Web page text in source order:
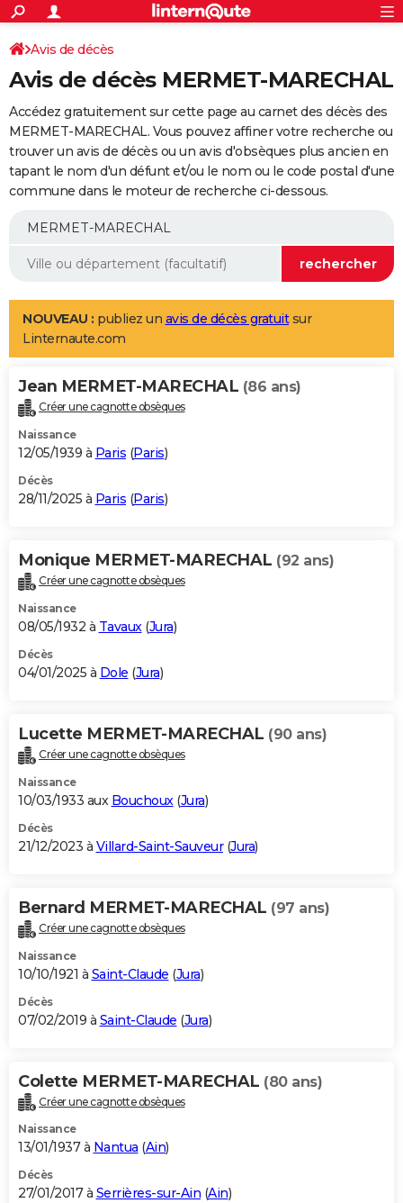
ACTUALITÉS
Politique
Société
Faits Divers
Education
Monde
Villes
+
SPORT
Coupe du monde 2026
Football
Tennis
Cyclisme
Rugby
Forum
Programme TV
TNT
Streaming
Cinéma
Sorties cinéma
Musique
+
FINANCE
Retraite
Epargne
Immobilier
Risques naturels par ville
Assurance
AUTO
Essais
Réserver un essai
Citadines
Berlines
SUV
Forum auto
+
Mobiles
Meilleur smartphone
Internet
Ordinateurs
Jeux vidéo
Guide high-tech
Aménagement intérieur
LIFESTYLE
Art de vivre
Bien-être
Loisirs
Mode
Modes de vie
Alimentation
Guide de la santé
Maladies
Médicaments
Sommeil
VOYAGE
Destinations
City break
Voyage nature
Voyage de noces
Forum
Climat
+PHOTO
GUIDES D'ACHAT
BONS PLANS
Carte de Noël
Carte Bonne année
Carte Saint-Valentin
Carte Pâques
Carte d'anniversaire
DICTIONNAIRE
Dictionnaire
Biographies
Citations
Expressions
Proverbes
PROGRAMME TV
S'inscrire
Se connecter
Lycées
Collèges
Primaires
Universités
Entreprises
Service militaire
Avis de recherche
AVIS DE DÉCÈS
Bricolage
Lifestyle
Culture
Sport
Auto
Television
Voyage
Cinema
Avis de décès
Avis de décès MERMET-MARECHAL
Accédez gratuitement sur cette page au carnet des décès des
MERMET-MARECHAL. Vous pouvez affiner votre recherche ou
trouver un avis de décès ou un avis d'obsèques plus ancien en
tapant le nom d'un défunt et/ou le nom ou le code postal d'une
commune dans le moteur de recherche ci-dessous.
NOUVEAU : publiez un avis de décès gratuitsur
Linternaute.com
Jean MERMET-MARECHAL (86 ans)
Créer une cagnotte obsèques
Naissance
12/05/1939 à Paris (Paris)
Décès
28/11/2025 à Paris (Paris)
Monique MERMET-MARECHAL (92 ans)
Créer une cagnotte obsèques
Naissance
08/05/1932 à Tavaux(Jura)
Décès
04/01/2025 à Dole (Jura)
Lucette MERMET-MARECHAL (90 ans)
Créer une cagnotte obsèques
Naissance
10/03/1933 aux Bouchoux(Jura)
Décès
21/12/2023 à Villard-Saint-Sauveur(Jura)
Bernard MERMET-MARECHAL (97 ans)
Créer une cagnotte obsèques
Naissance
10/10/1921 à Saint-Claude (Jura)
Décès
07/02/2019 à Saint-Claude (Jura)
Colette MERMET-MARECHAL (80 ans)
Créer une cagnotte obsèques
Naissance
13/01/1937 à Nantua (Ain)
Décès
27/01/2017 à Serrières-sur-Ain (Ain)